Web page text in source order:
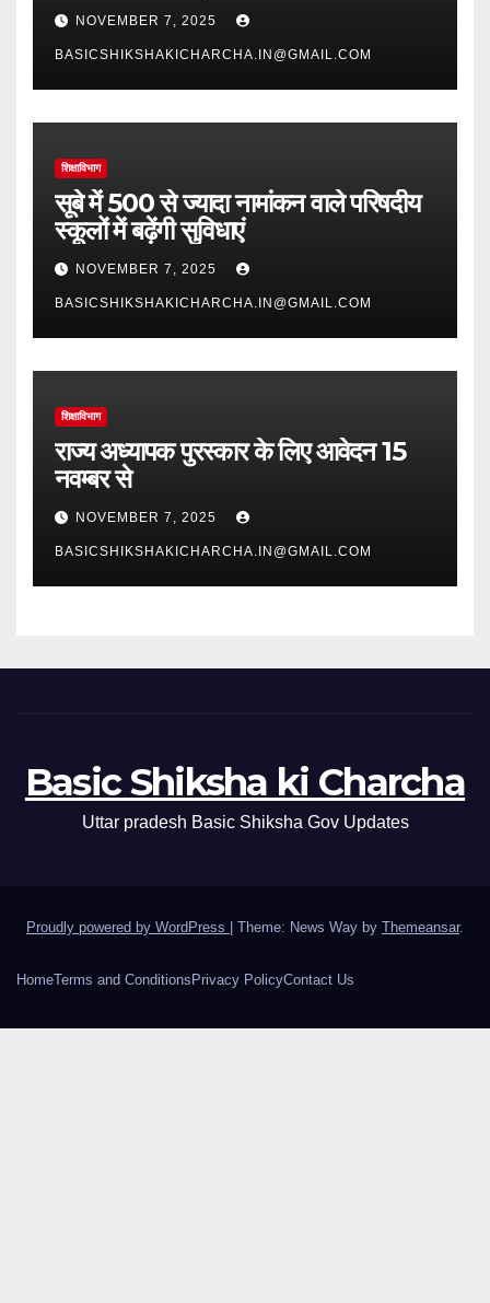
NOVEMBER 7, 2025
BASICSHIKSHAKICHARCHA.IN@GMAIL.COM
शिक्षाविभाग
सूबे में 500 से ज्यादा नामांकन वाले परिषदीय
स्कूलों में बढ़ेंगी सुविधाएं
NOVEMBER 7, 2025
BASICSHIKSHAKICHARCHA.IN@GMAIL.COM
शिक्षाविभाग
राज्य अध्यापक पुरस्कार के लिए आवेदन 15
नवम्बर से
NOVEMBER 7, 2025
BASICSHIKSHAKICHARCHA.IN@GMAIL.COM
Basic Shiksha ki Charcha
Uttar pradesh Basic Shiksha Gov Updates
Proudly powered by WordPress | Theme: News Way by Themeansar.
HomeTerms and Conditions Privacy PolicyContact Us